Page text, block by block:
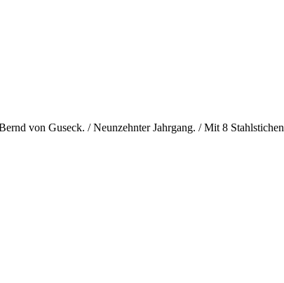
von Guseck. / Neunzehnter Jahrgang. / Mit 8 Stahlstichen